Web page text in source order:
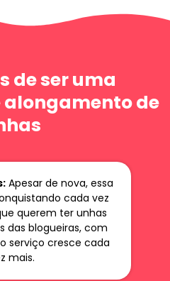
de ser uma
de
Apesar de nova, essa
cada vez
querem ter unhas
das blogueiras, com
serviço cresce cada
mais.